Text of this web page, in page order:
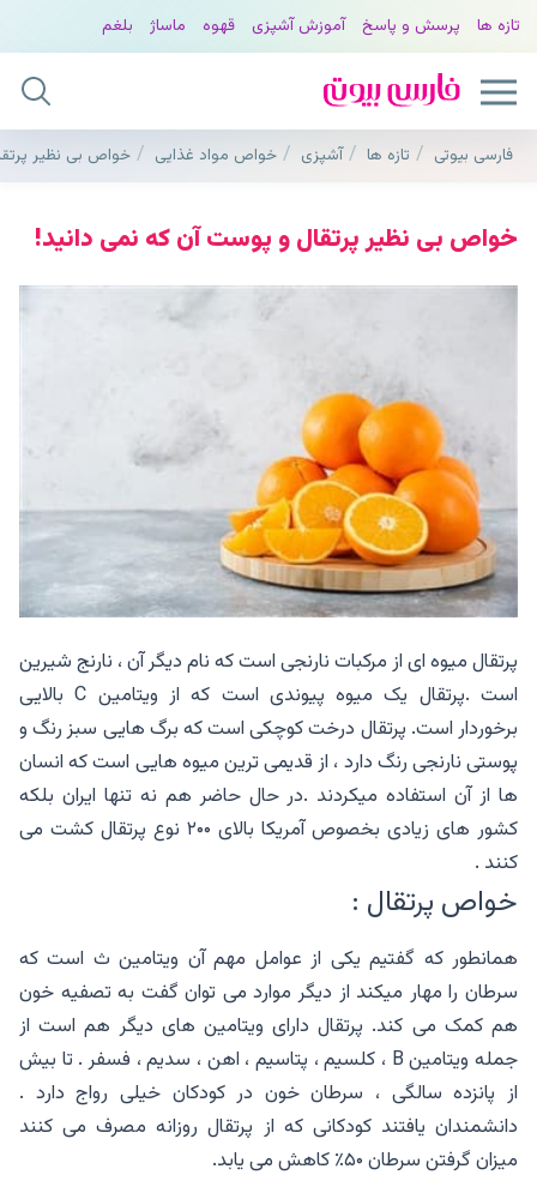
تازه ها پرسش و پاسخ آموزش آشپزی قهوه ماساژ بلغم
فارسی بیوتی تازه ها آشپزی خواص مواد غذایی خواص بی نظیر
خواص بی نظیر پرتقال و پوست آن که نمی دانید!
پرتقال میوه ای از مرکبات نارنجی است که نام دیگر آن ، نارنج شیرین
است .پرتقال یک میوه پیوندی است که از ویتامین C بالایی
برخوردار است. پرتقال درخت کوچکی است که برگ هایی سبز رنگ و
پوستی نارنجی رنگ دارد ، از قدیمی ترین میوه هایی است که انسان
ها از آن استفاده میکردند .در حال حاضر هم نه تنها ایران بلکه
کشور های زیادی بخصوص آمریکا بالای ۲۰۰ نوع پرتقال کشت می
کنند .
خواص پرتقال :
همانطور که گفتیم یکی از عوامل مهم آن ویتامین ث است که
سرطان را مهار میکند از دیگر موارد می توان گفت به تصفیه خون
هم کمک می کند. پرتقال دارای ویتامین های دیگر هم است از
جمله ویتامین B ، کلسیم ، پتاسیم ، اهن ، سدیم ، فسفر . تا بیش
از پانزده سالگی ، سرطان خون در کودکان خیلی رواج دارد .
دانشمندان یافتند کودکانی که از پرتقال روزانه مصرف می کنند
میزان گرفتن سرطان ۵۰٪ کاهش می یابد.